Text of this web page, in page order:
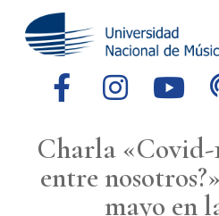
Charla «Covid-
entre
mayo en